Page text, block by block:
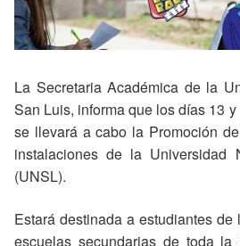
La Secretaria Académica de la
San Luis, informa que los días 13
se llevará a cabo la Promoción
instalaciones de la Universidad
(UNSL).
Estará destinada a estudiantes
escuelas secundarias de toda la